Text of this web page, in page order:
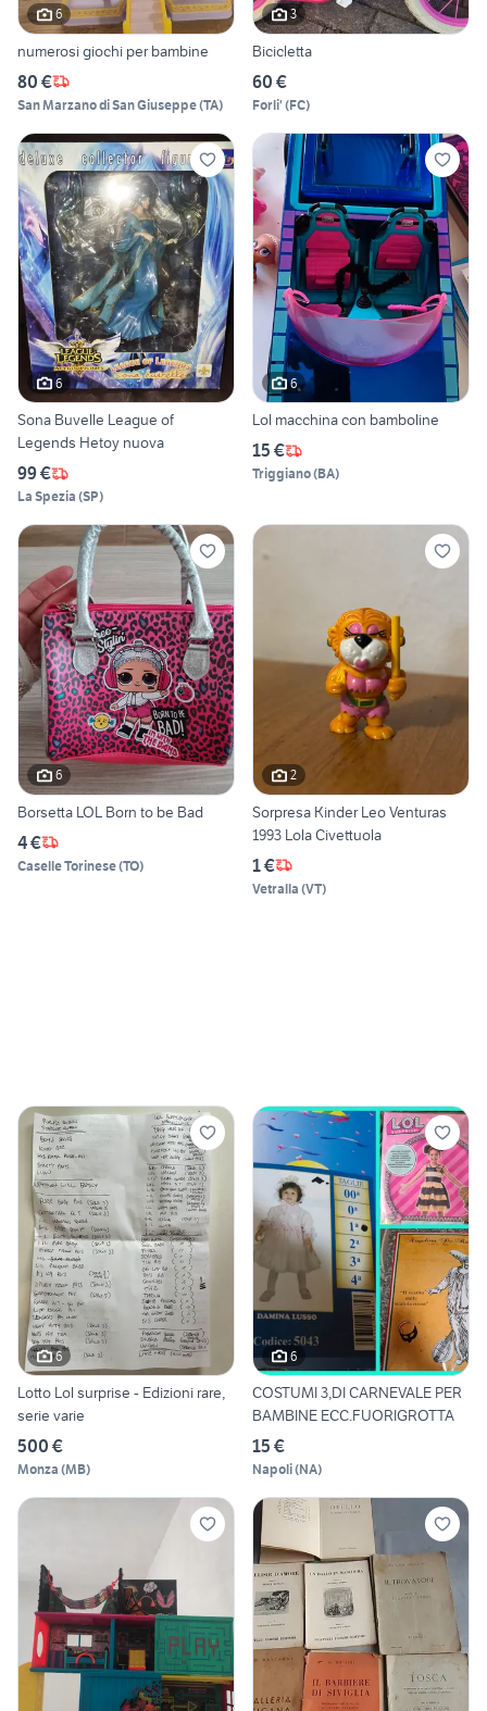
6
numerosi giochi per bambine
80 €
San Marzano di San Giuseppe(TA)
3
Bicicletta
60 €
Forli' (FC)
6
Sona Buvelle League of
Legends Hetoy nuova
99 €
La Spezia (SP)
6
Lol macchina con bamboline
15 €
Triggiano(BA)
6
Borsetta LOL Born to be Bad
4 €
Caselle Torinese(TO)
2
Sorpresa Kinder Leo Venturas
1993 Lola Civettuola
1 €
Vetralla (VT)
6
Lotto Lol surprise - Edizioni rare,
serie varie
500 €
Monza (MB)
6
COSTUMI 3,DI CARNEVALE PER
BAMBINE ECC.FUORIGROTTA
15 €
Napoli(NA)